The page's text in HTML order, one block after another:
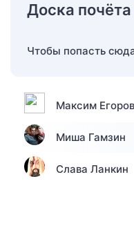
Доска почёта
Чтобы попасть
Максим Егоров
Миша Гамзин
Слава Ланкин